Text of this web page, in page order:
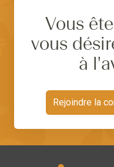
Vous
vous
à
Rejoindre la